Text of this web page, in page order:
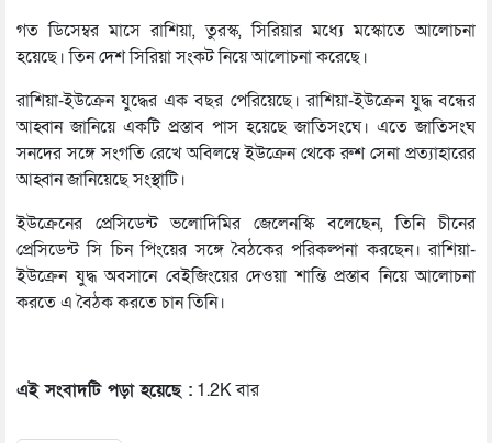
গত ডিসেম্বর মাসে রাশিয়া, তুরস্ক, সিরিয়ার মধ্যে মস্কোতে আলোচনা
হয়েছে। তিন দেশ সিরিয়া সংকট নিয়ে আলোচনা করেছে।
রাশিয়া-ইউক্রেন যুদ্ধের এক বছর পেরিয়েছে। রাশিয়া-ইউক্রেন যুদ্ধ বন্ধের
আহ্বান জানিয়ে একটি প্রস্তাব পাস হয়েছে জাতিসংঘে। এতে জাতিসংঘ
সনদের সঙ্গে সংগতি রেখে অবিলম্বে ইউক্রেন থেকে রুশ সেনা প্রত্যাহারের
আহ্বান জানিয়েছে সংস্থাটি।
ইউক্রেনের প্রেসিডেন্ট ভলোদিমির জেলেনস্কি বলেছেন, তিনি চীনের
প্রেসিডেন্ট সি চিন পিংয়ের সঙ্গে বৈঠকের পরিকল্পনা করছেন। রাশিয়া-
ইউক্রেন যুদ্ধ অবসানে বেইজিংয়ের দেওয়া শান্তি প্রস্তাব নিয়ে আলোচনা
করতে এ বৈঠক করতে চান তিনি।
এই সংবাদটি পড়া হয়েছে : 1.2K বার